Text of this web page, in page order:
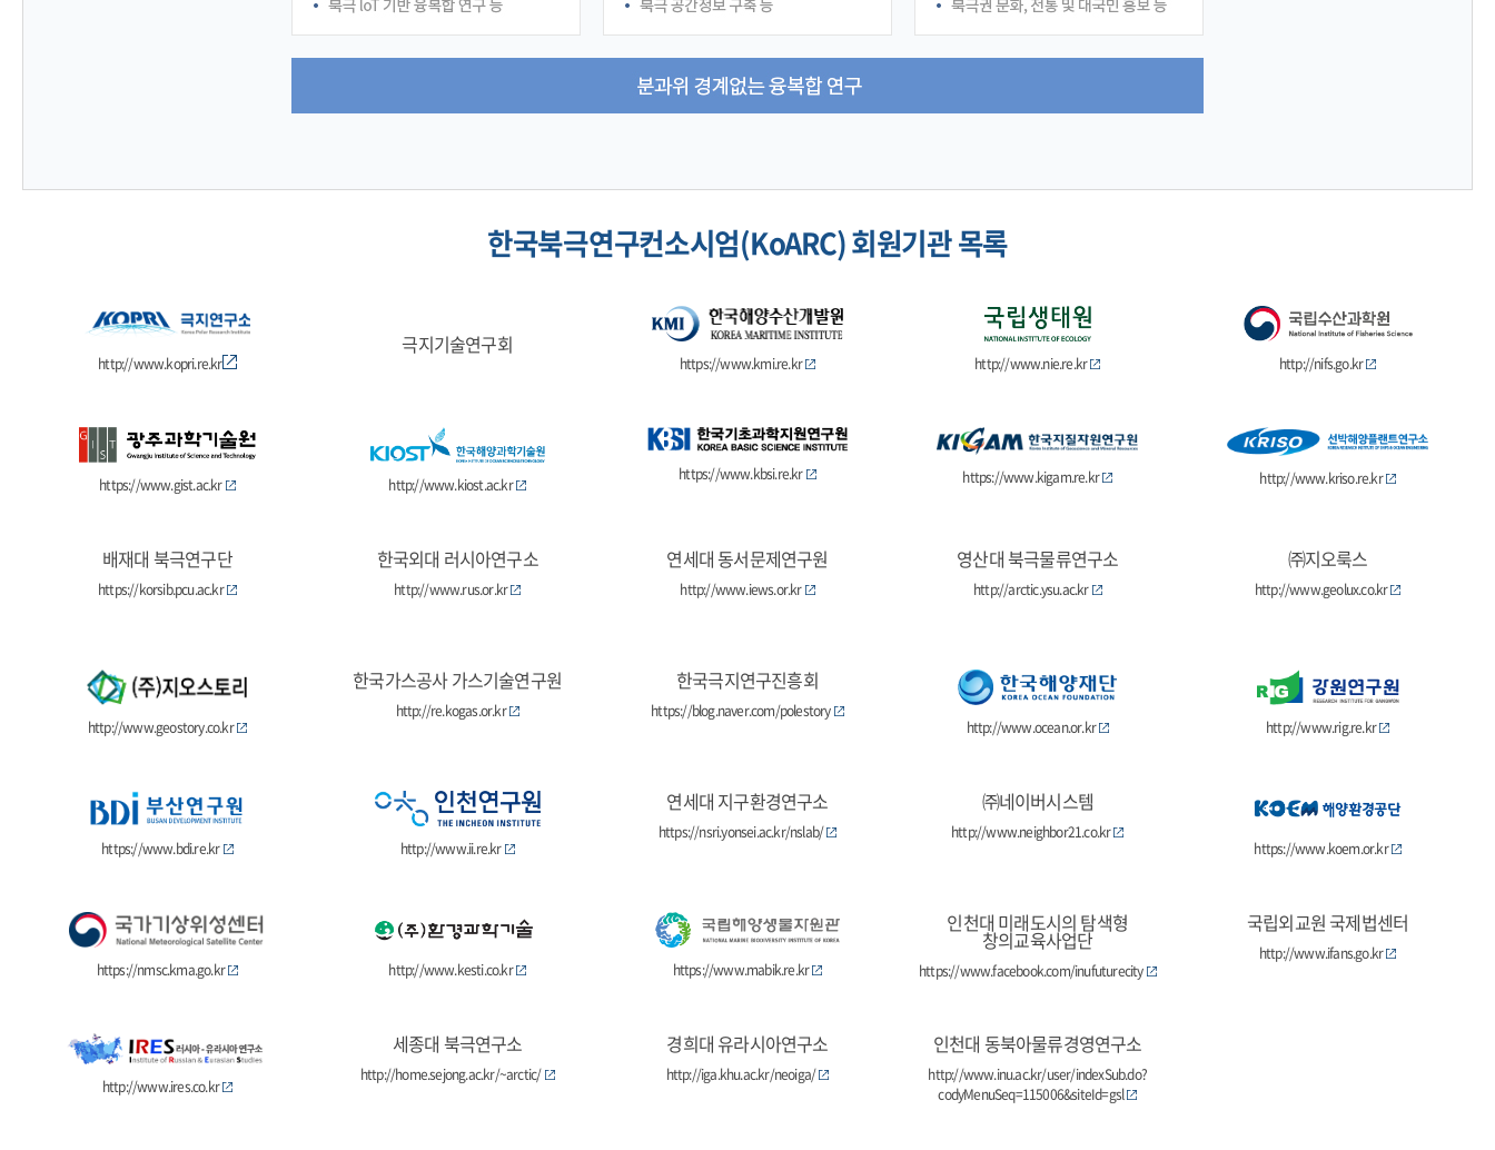
한국북극연구컨소시엄(KoARC) 회원기관 목록
http://www.kopri.re.kr
극지기술연구회
https://www.kmi.re.kr http://www.nie.re.kr http://nifs.go.kr
https://www.gist.ac.kr http://www.kiost.ac.kr
https://www.kbsi.re.kr https://www.kigam.re.kr http://www.kriso.re.kr
배재대 북극연구단
https://korsib.pcu.ac.kr
한국외대 러시아연구소
http://www.rus.or.kr
연세대 동서문제연구원
http://www.iews.or.kr
영산대 북극물류연구소
http://arctic.ysu.ac.kr
㈜지오룩스
http://www.geolux.co.kr
http://www.geostory.co.kr
한국가스공사 가스기술연구원
http://re.kogas.or.kr
한국극지연구진흥회
https://blog.naver.com/polestory
http://www.ocean.or.kr
http://www.rig.re.kr
https://www.bdi.re.kr http://www.ii.re.kr
연세대 지구환경연구소
https://nsri.yonsei.ac.kr/nslab/
㈜네이버시스템
http://www.neighbor21.co.kr
https://www.koem.or.kr
https://nmsc.kma.go.kr http://www.kesti.co.kr https://www.mabik.re.kr
인천대 미래도시의 탐색형
창의교육사업단
https://www.facebook.com/inufuturecity
국립외교원 국제법센터
http://www.ifans.go.kr
http://www.ires.co.kr
세종대 북극연구소
http://home.sejong.ac.kr/~arctic/
경희대 유라시아연구소
http://iga.khu.ac.kr/neoiga/
인천대 동북아물류경영연구소
http://www.inu.ac.kr/user/indexSub.do?
codyMenuSeq=115006&siteId=gsl